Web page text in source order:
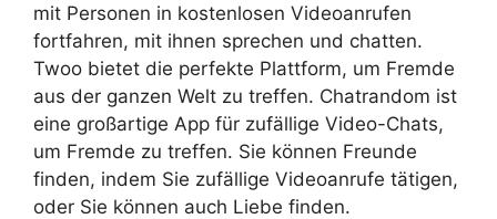
mit Personen in kostenlosen Videoanrufen
fortfahren, mit ihnen sprechen und chatten.
Twoo bietet die perfekte Plattform, um Fremde
aus der ganzen Welt zu treffen. Chatrandom ist
eine großartige App für zufällige Video-Chats,
um Fremde zu treffen. Sie können Freunde
finden, indem Sie zufällige Videoanrufe tätigen,
oder Sie können auch Liebe finden.